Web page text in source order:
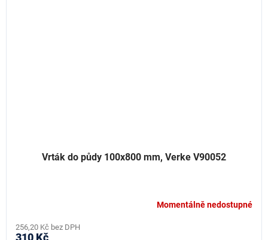
Vrták do půdy 100x800 mm, Verke V90052
Momentálně nedostupné
256,20 Kč bez DPH
310 Kč